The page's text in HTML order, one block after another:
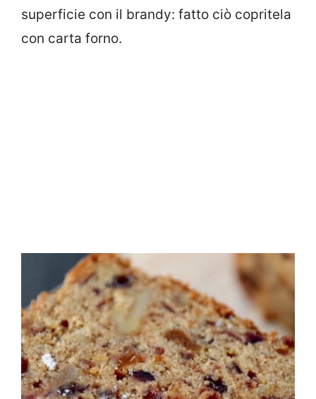
superficie con il brandy: fatto ciò copritela
con carta forno.